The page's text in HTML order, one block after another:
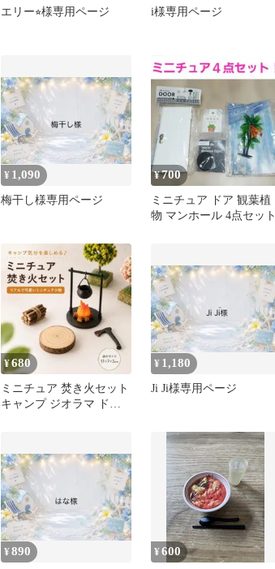
エリー⭐︎様専用ページ i様専用ページ
¥ 1,090
梅干し様専用ページ
¥700
ミニチュア ドア 観葉植
物 マンホール 4点セット
¥680
ミニチュア 焚き火セット
キャンプ ジオラマ ドー
¥ 1,180
Ji Ji様専用ページ
¥890 ¥600